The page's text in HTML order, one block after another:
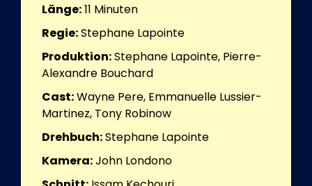
Länge:11 Minuten
Regie:Stephane Lapointe
Produktion:Stephane Lapointe, Pierre-
Alexandre Bouchard
Cast:Wayne Pere, Emmanuelle Lussier-
Martinez, Tony Robinow
Drehbuch:Stephane Lapointe
Kamera:John Londono